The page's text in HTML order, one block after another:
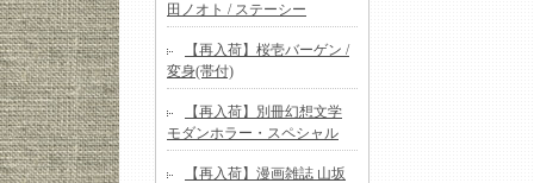
田ノオト / ステーシー
【再入荷】桜壱バーゲン /
変身(帯付)
【再入荷】別冊幻想文学
モダンホラー・スペシャル
【再入荷】漫画雑誌 山坂